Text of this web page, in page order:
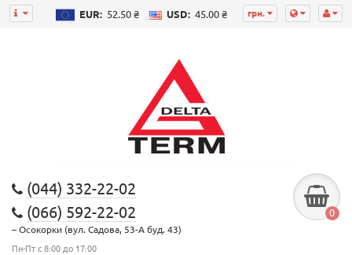
грн.
EUR: 52.50 ₴ USD: 45.00 ₴
(044) 332-22-02
(066) 592-22-02
– Осокорки (вул. Садова, 53-А буд. 43)
Пн-Пт с 8:00 до 17:00
0